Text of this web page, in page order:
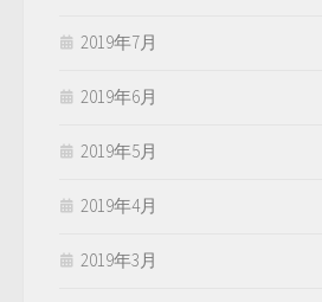
2019年7月
2019年6月
2019年5月
2019年4月
2019年3月